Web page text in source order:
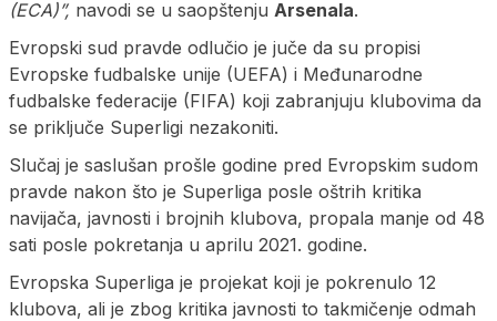
(ECA)”, navodi se u saopštenju Arsenala.
Evropski sud pravde odlučio je juče da su propisi
Evropske fudbalske unije (UEFA) i Međunarodne
fudbalske federacije (FIFA) koji zabranjuju klubovima da
se priključe Superligi nezakoniti.
Slučaj je saslušan prošle godine pred Evropskim sudom
pravde nakon što je Superliga posle oštrih kritika
navijača, javnosti i brojnih klubova, propala manje od 48
sati posle pokretanja u aprilu 2021. godine.
Evropska Superliga je projekat koji je pokrenulo 12
klubova, ali je zbog kritika javnosti to takmičenje odmah